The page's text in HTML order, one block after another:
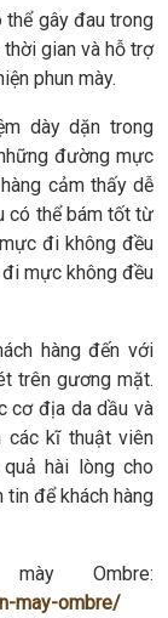
thể gây đau trong
gian và hỗ trợ
phun mày.
dày dặn trong
đường mực
cảm thấy dễ
có thể bám tốt từ
đi không đều
mực không đều
hàng đến với
trên gương mặt.
cơ địa da dầu và
các kĩ thuật viên
hài lòng cho
tin để khách hàng
Ombre:
may-ombre/